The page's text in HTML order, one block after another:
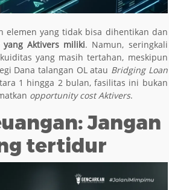
elemen yang tidak bisa dihentikan dan
Aktivers miliki. Namun, seringkali
yang masih tertahan, meskipun
Dana talangan OL atau Bridging Loan
1 hingga 2 bulan, fasilitas ini bukan
opportunity cost Aktivers.
Jangan
tertidur